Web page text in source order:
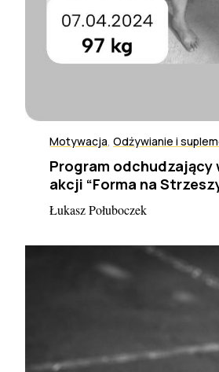
Motywacja,Odżywianie i
Program odchudzający
akcji “Forma na
Łukasz Połuboczek